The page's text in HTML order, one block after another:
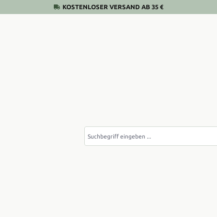
KOSTENLOSER VERSAND AB 35 €